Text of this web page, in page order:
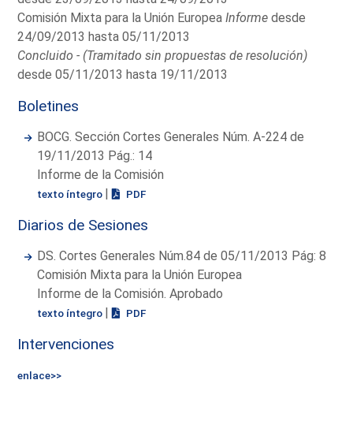
Comisión Mixta para la Unión EuropeaInforme desde
24/09/2013 hasta 05/11/2013
Concluido - (Tramitado sin propuestas de resolución)
desde 05/11/2013 hasta 19/11/2013
Boletines
BOCG. Sección Cortes Generales Núm. A-224 de
19/11/2013 Pág.: 14
Informe de la Comisión
texto íntegro | PDF
Diarios de Sesiones
DS. Cortes Generales Núm.84 de 05/11/2013 Pág: 8
Comisión Mixta para la Unión Europea
Informe de la Comisión. Aprobado
texto íntegro | PDF
Intervenciones
enlace>>